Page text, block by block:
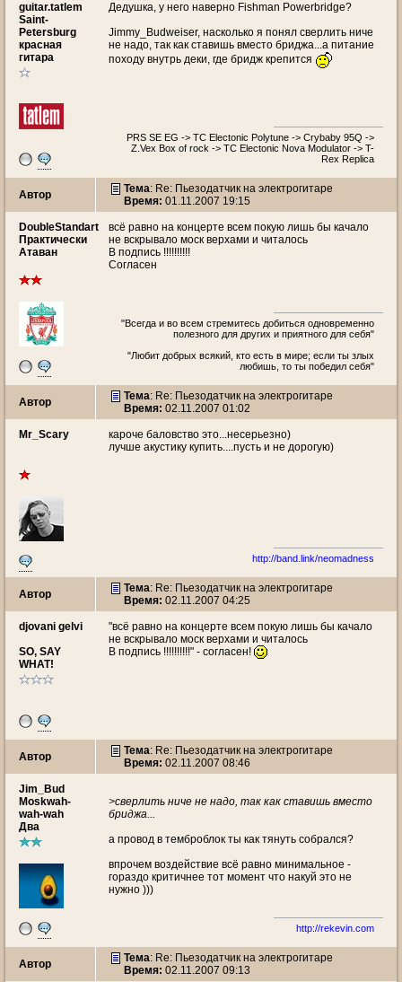
guitar.tatlem
Saint-
Petersburg
красная
гитара
Дедушка, у него наверно Fishman Powerbridge?
Jimmy_Budweiser, насколько я понял сверлить ниче
не надо, так как ставишь вместо бриджа...а питание
походу внутрь деки, где бридж крепится
PRS SE EG -> TC Electonic Polytune -> Crybaby 95Q ->
Z.Vex Box of rock -> TC Electonic Nova Modulator -> T-
Rex Replica
Автор Тема: Re: Пьезодатчик на электрогитаре
Время: 01.11.2007 19:15
DoubleStandart
Практически
Атаван
всё равно на концерте всем покую лишь бы качало
не вскрывало моск верхами и читалось
В подпись !!!!!!!!!!
Согласен
"Всегда и во всем стремитесь добиться одновременно
полезного для других и приятного для себя"
"Любит добрых всякий, кто есть в мире; если ты злых
любишь, то ты победил себя"
Автор Тема: Re: Пьезодатчик на электрогитаре
Время: 02.11.2007 01:02
Mr_Scary
кароче баловство это...несерьезно)
лучше акустику купить....пусть и не дорогую)
http://band.link/neomadness
Автор Тема: Re: Пьезодатчик на электрогитаре
Время: 02.11.2007 04:25
djovani gelvi
SO, SAY
WHAT!
"всё равно на концерте всем покую лишь бы качало
не вскрывало моск верхами и читалось
В подпись !!!!!!!!!!" - согласен!
Автор Тема: Re: Пьезодатчик на электрогитаре
Время: 02.11.2007 08:46
Jim_Bud
Moskwah-
wah-wah
Два
>сверлить ниче не надо, так как ставишь вместо
бриджа...
а провод в темброблок ты как тянуть собрался?
впрочем воздействие всё равно минимальное -
гораздо критичнее тот момент что накуй это не
нужно )))
http://rekevin.com
Автор Тема: Re: Пьезодатчик на электрогитаре
Время: 02.11.2007 09:13